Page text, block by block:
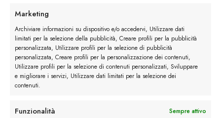
Marketing
Archiviare informazioni su dispositivo e/o accedervi, Utilizzare dati
limitati per la selezione della pubblicità, Creare profili per la pubblicità
personalizzata, Utilizzare profili per la selezione di pubblicità
personalizzata, Creare profili per la personalizzazione dei contenuti,
Utilizzare profili per la selezione di contenuti personalizzati, Sviluppare
e migliorare i servizi, Utilizzare dati limitati per la selezione dei
contenuti.
Funzionalità
Sempre attivo
Lascia un commento
Devi essereconnessoper inviare un commento.